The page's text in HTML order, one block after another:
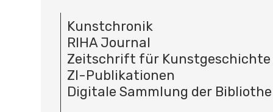
Kunstchronik
RIHA Journal
Zeitschrift für Kunstgeschichte
ZI-Publikationen
Digitale Sammlung der